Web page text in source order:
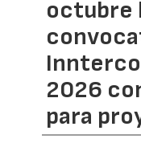
octubre
2026
para